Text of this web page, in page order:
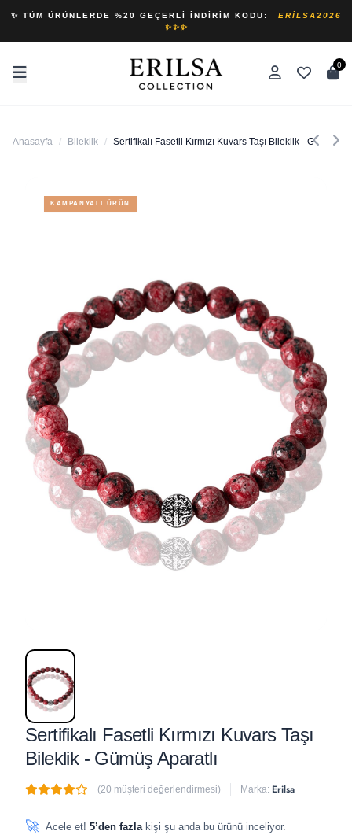
✨ TÜM ÜRÜNLERDE %20 GEÇERLI İNDIRIM KODU:
ERILSA2026
✨✨✨
0
Anasayfa / Bileklik / Sertifikalı Fasetli Kırmızı Kuvars Taşı Bileklik - Gümüş
KAMPANYALI ÜRÜN
Sertifikalı Fasetli Kırmızı Kuvars Taşı
Bileklik - Gümüş Aparatlı
(20 müşteri değerlendirmesi) Marka: Erilsa
🚀 Acele et! 5’den fazla kişi şu anda bu ürünü inceliyor.